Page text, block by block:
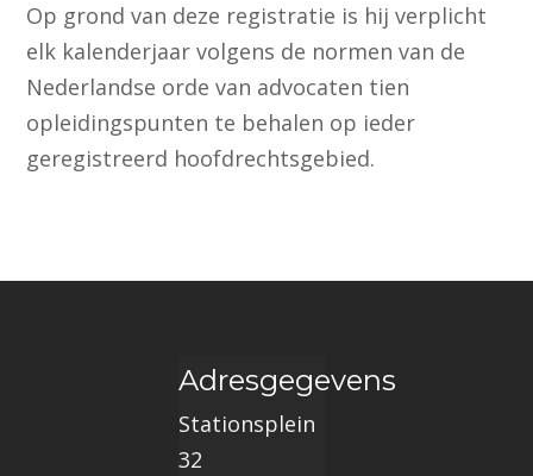
Op grond van deze registratie is hij verplicht
elk kalenderjaar volgens de normen van de
Nederlandse orde van advocaten tien
opleidingspunten te behalen op ieder
geregistreerd hoofdrechtsgebied.
Adresgegevens
Stationsplein
32